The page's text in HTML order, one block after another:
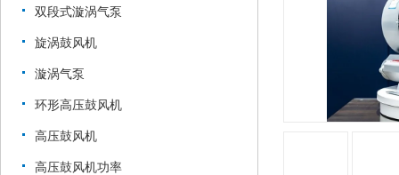
双段式漩涡气泵
旋涡鼓风机
漩涡气泵
环形高压鼓风机
高压鼓风机
高压鼓风机功率